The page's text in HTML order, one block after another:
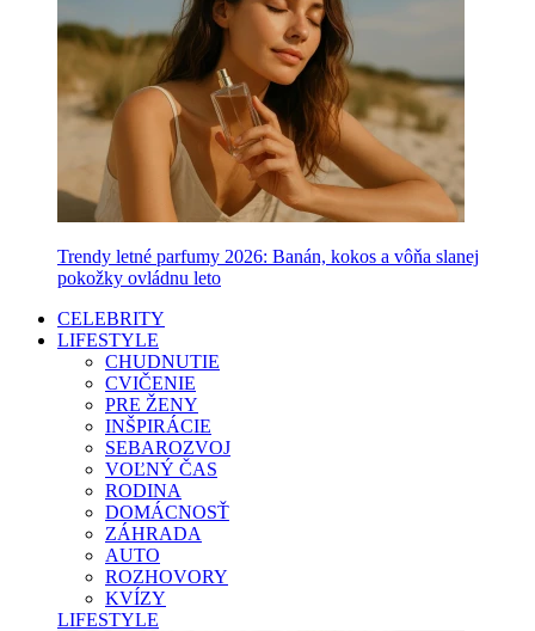
Trendy letné parfumy 2026: Banán, kokos a vôňa slanej
pokožky ovládnu leto
CELEBRITY
LIFESTYLE
CHUDNUTIE
CVIČENIE
PRE ŽENY
INŠPIRÁCIE
SEBAROZVOJ
VOĽNÝ ČAS
RODINA
DOMÁCNOSŤ
ZÁHRADA
AUTO
ROZHOVORY
KVÍZY
LIFESTYLE